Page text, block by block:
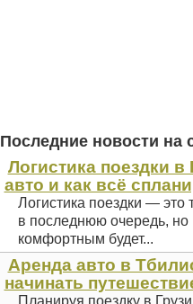
Последние новости на
Логистика поездки
авто и как всё
Логистика поездки —
в последнюю очередь, но
комфортным будет...
Аренда авто в
начинать
Планируя поездку в